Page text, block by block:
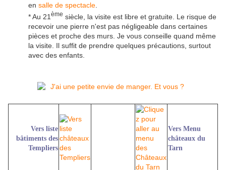
en salle de spectacle
* Au 21 ème siècle, la visite est libre et gratuite. Le risque de
recevoir une pierre n'est pas négligeable dans certaines
pièces et proche des murs. Je vous conseille quand même
la visite. Il suffit de prendre quelques précautions, surtout
avec des enfants.
Vers liste
bâtiments des
Templiers
Vers Menu
châteaux du
Tarn